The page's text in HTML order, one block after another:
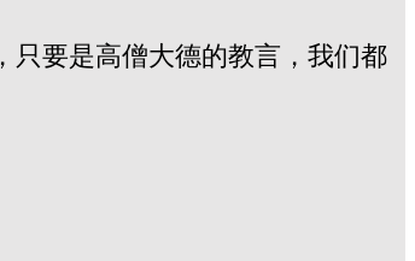
只要是高僧大德的教言，我们都